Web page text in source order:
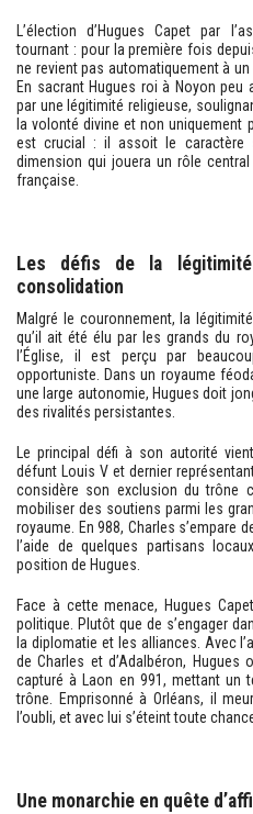
L’élection d’Hugues Capet par
tournant : pour la première fois
ne revient pas automatiquement à
En sacrant Hugues roi à Noyon
par une légitimité religieuse,
la volonté divine et non uniquement
est crucial : il assoit le caractère
dimension qui jouera un rôle
française.
Les défis de la
consolidation
Malgré le couronnement, la
qu’il ait été élu par les grands du
l’Église, il est perçu par
opportuniste. Dans un royaume
une large autonomie, Hugues doit
des rivalités persistantes.
Le principal défi à son autorité
défunt Louis V et dernier
considère son exclusion du trône
mobiliser des soutiens parmi les
royaume. En 988, Charles s’empare
l’aide de quelques partisans
position de Hugues.
Face à cette menace, Hugues
politique. Plutôt que de s’engager
la diplomatie et les alliances. Avec
de Charles et d’Adalbéron,
capturé à Laon en 991, mettant un
trône. Emprisonné à Orléans, il
l’oubli, et avec lui s’éteint toute
Une monarchie en quête